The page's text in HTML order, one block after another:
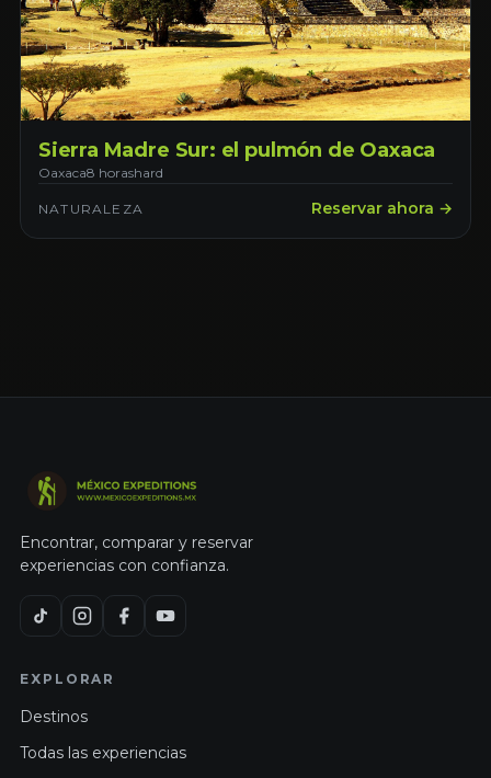
Sierra Madre Sur: el pulmón de Oaxaca
Oaxaca8 horashard
NATURALEZA Reservar ahora →
Encontrar, comparar y reservar
experiencias con confianza.
EXPLORAR
Destinos
Todas las experiencias